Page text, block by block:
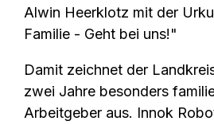
Alwin Heerklotz mit der
Familie - Geht bei uns!"
Damit zeichnet der
zwei Jahre besonders
Arbeitgeber aus. Innok